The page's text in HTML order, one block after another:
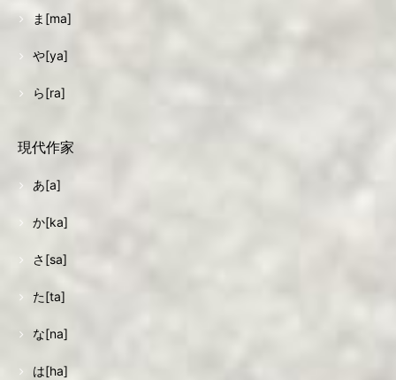
ま[ma]
や[ya]
ら[ra]
現代作家
あ[a]
か[ka]
さ[sa]
た[ta]
な[na]
は[ha]